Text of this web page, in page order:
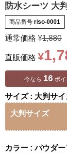
防水シーツ 大
商品番号 riso-0001
通常価格 ¥1,880
直販価格 ¥
今なら 16 ポ
サイズ 大判サイ
大判サイズ
カラー パウダ